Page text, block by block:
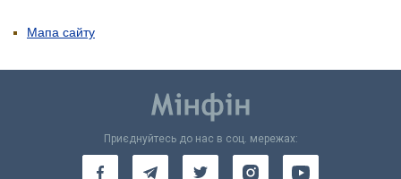
Мапа сайту
Приєднуйтесь до нас в соц. мережах: